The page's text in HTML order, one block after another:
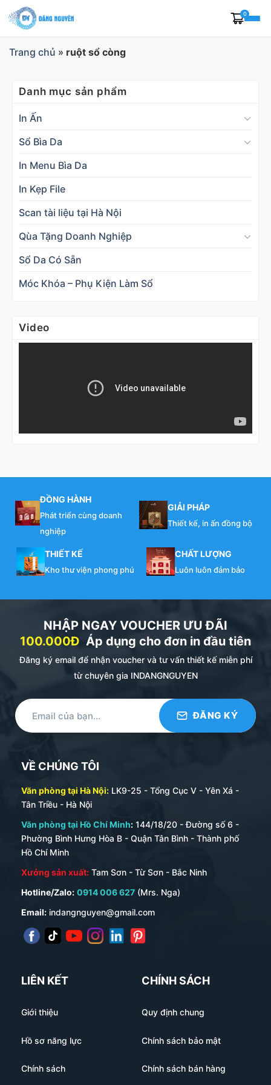
Skip
to
0
Trang chủ » ruột sổ còng
Danh mục sản phẩm
In Ấn
Sổ Bìa Da
In Menu Bìa Da
In Kẹp File
Scan tài liệu tại Hà Nội
Qùa Tặng Doanh Nghiệp
Sổ Da Có Sẵn
Móc Khóa – Phụ Kiện Làm Sổ
Video
ĐỒNG HÀNH
Phát triển cùng doanh
nghiệp
GIẢI PHÁP
Thiết kế, in ấn đồng bộ
THIẾT KẾ
Kho thư viện phong phú
CHẤT LƯỢNG
Luôn luôn đảm bảo
NHẬP NGAY VOUCHER ƯU ĐÃI
100.000Đ Áp dụng cho đơn in đầu tiên
Đăng ký email để nhận voucher và tư vấn thiết kế miễn phí
từ chuyên gia INDANGNGUYEN
VỀ CHÚNG TÔI
Văn phòng tại Hà Nội: LK9-25 - Tổng Cục V - Yên Xá -
Tân Triều - Hà Nội
Văn phòng tại Hồ Chí Minh: 144/18/20 - Đường số 6 -
Phường Bình Hưng Hòa B - Quận Tân Bình - Thành phố
Hồ Chí Minh
Xưởng sản xuất: Tam Sơn - Từ Sơn - Bắc Ninh
Hotline/Zalo: 0914 006 627 (Mrs. Nga)
Email: indangnguyen@gmail.com
LIÊN KẾT
Giới thiệu
Hồ sơ năng lực
Chính sách
CHÍNH SÁCH
Quy định chung
Chính sách bảo mật
Chính sách bán hàng